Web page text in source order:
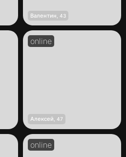
Валентин 43
Алексей 47